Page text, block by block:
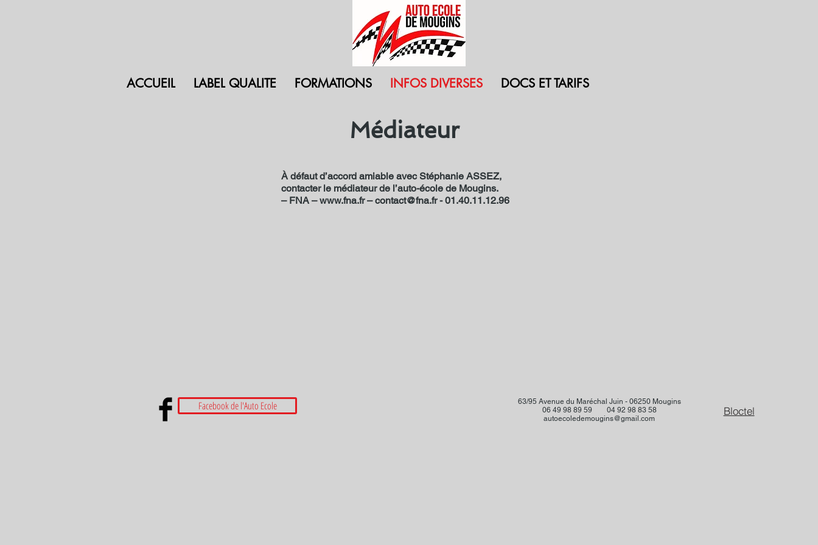
ACCUEIL LABEL QUALITE FORMATIONS INFOS DIVERSES DOCS ET TARIFS
Médiateur
À défaut d’accord amiable avec Stéphanie ASSEZ,
contacter le médiateur de l’auto-école de Mougins.
– FNA –www.fna.fr–contact@fna.fr- 01.40.11.12.96
63/95 Avenue du Maréchal Juin - 06250 Mougins
06 49 98 89 59 04 92 98 83 58
autoecoledemougins@gmail.com
Facebook de l'Auto Ecole Bloctel